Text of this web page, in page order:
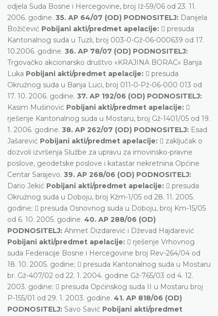
odjela Suda Bosne i Hercegovine, broj Iž-59/06 od 23. 11.
2006. godine. 35. AP 64/07 (OD) PODNOSITELJ: Danijela
Božičević Pobijani akti/predmet apelacije:  presuda
Kantonalnog suda u Tuzli, broj 003-0-Gž-06-000639 od 17.
10.2006. godine. 36. AP 78/07 (OD) PODNOSITELJ:
Trgovačko akcionarsko društvo «KRAJINA BORAC» Banja
Luka Pobijani akti/predmet apelacije:  presuda
Okružnog suda u Banja Luci, broj 011-0-Pž-06-000 013 od
17. 10. 2006. godine. 37. AP 192/06 (OD) PODNOSITELJ:
Kasim Mušinović Pobijani akti/predmet apelacije: 
rješenje Kantonalnog suda u Mostaru, broj Gž-1401/05 od 19.
1. 2006. godine. 38. AP 262/07 (OD) PODNOSITELJ: Esad
Jašarević Pobijani akti/predmet apelacije:  zaključak o
dozvoli izvršenja Službe za upravu za imovinsko-pravne
poslove, geodetske poslove i katastar nekretnina Općine
Centar Sarajevo. 39. AP 268/06 (OD) PODNOSITELJ:
Dario Jekić Pobijani akti/predmet apelacije:  presuda
Okružnog suda u Doboju, broj Kžm-1/05 od 28. 11. 2005.
godine;  presuda Osnovnog suda u Doboju, broj Km-15/05
od 6. 10. 2005. godine. 40. AP 288/06 (OD)
PODNOSITELJ: Ahmet Dizdarević i Dževad Hajdarević
Pobijani akti/predmet apelacije:  rješenje Vrhovnog
suda Federacije Bosne i Hercegovine broj Rev-264/04 od
18. 10. 2005. godine;  presuda Kantonalnog suda u Mostaru
br. Gž-407/02 od 22. 1. 2004. godine Gž-765/03 od 4. 12.
2003. godine;  presuda Općinskog suda II u Mostaru broj
P-155/01 od 29. 1. 2003. godine. 41. AP 818/06 (OD)
PODNOSITELJ: Savo Savić Pobijani akti/predmet